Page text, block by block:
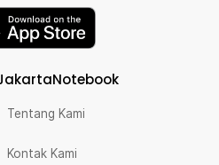
Tentang Kami
Kontak Kami